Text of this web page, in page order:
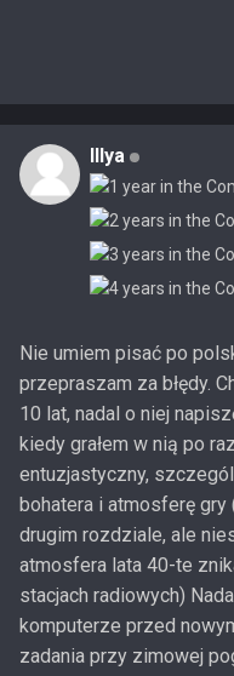
Illya
Nie umiem pisać po
przepraszam za błędy.
10 lat, nadal o niej
kiedy grałem w nią po
entuzjastyczny,
bohatera i atmosferę
drugim rozdziale, ale
atmosfera lata 40-te
stacjach radiowych)
komputerze przed
zadania przy zimowej